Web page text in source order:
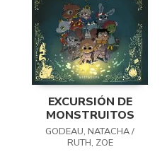
EXCURSIÓN DE
MONSTRUITOS
GODEAU, NATACHA /
RUTH, ZOE